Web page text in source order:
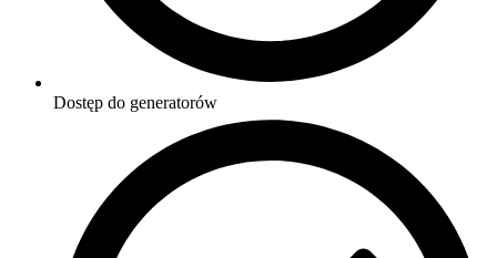
Dostęp do generatorów